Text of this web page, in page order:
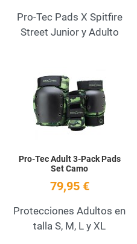
Pro-Tec Pads X Spitfire
Street Junior y Adulto
Add to Wishlist
Quick View
Pro-Tec Adult 3-Pack Pads
Set Camo
79,95 €
Protecciones Adultos en
talla S, M, L y XL